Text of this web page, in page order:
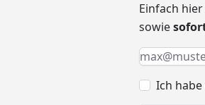
Einfach
sowie
Keine
Eingabe
E-Mail *
Ich habe